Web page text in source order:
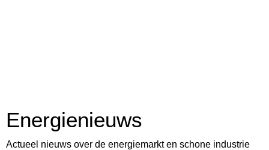
Energienieuws
Actueel nieuws over de energiemarkt en schone industrie